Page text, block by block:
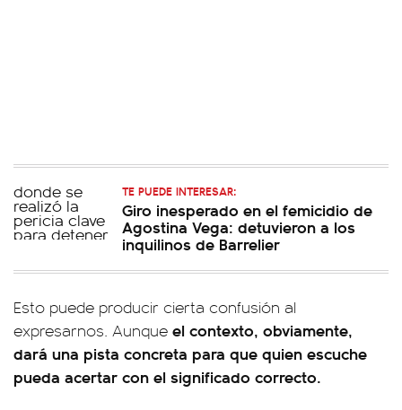
TE PUEDE INTERESAR:
Giro inesperado en el femicidio de
Agostina Vega: detuvieron a los
inquilinos de Barrelier
Esto puede producir cierta confusión al
expresarnos. Aunque el contexto, obviamente,
dará una pista concreta para que quien escuche
pueda acertar con el significado correcto.